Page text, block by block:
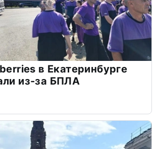
в Екатеринбурге
из-за БПЛА